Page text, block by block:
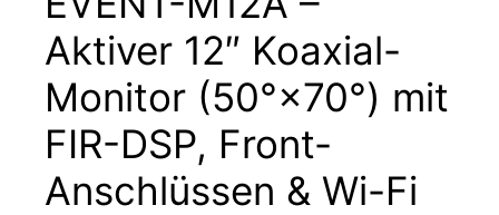
Aktiver 12″ Koaxial-
Monitor (50°×70°) mit
FIR-DSP, Front-
Anschlüssen & Wi-Fi